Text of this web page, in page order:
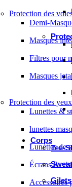
Corps
Tee-
Protection des
Demi-
Masques
Filtres pour
Masques
Protection des yeux
Lunettes &
lunettes
Lunettes de
Écrans &
Accessoires